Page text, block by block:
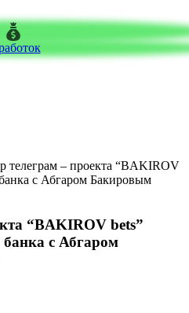
телеграм – проекта “BAKIROV
с Абгаром Бакировым
“BAKIROV bets”
с Абгаром